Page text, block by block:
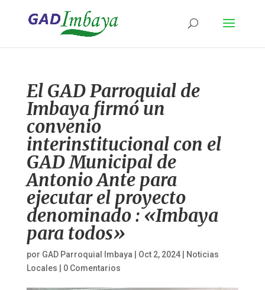
El GAD Parroquial de
Imbaya firmó un
convenio
interinstitucional con el
GAD Municipal de
Antonio Ante para
ejecutar el proyecto
denominado : «Imbaya
para todos»
por GAD Parroquial Imbaya Oct 2, 2024|
Noticias
Locales
0 Comentarios